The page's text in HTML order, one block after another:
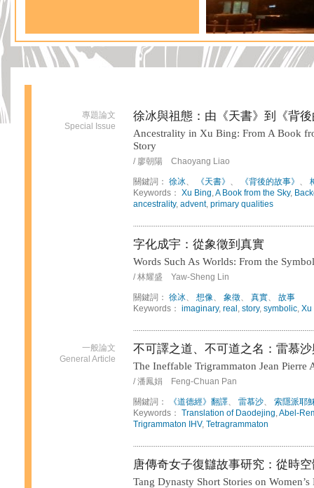
專題論文
Special Issue
徐冰與祖態：由《天書》到《背
Ancestrality in Xu Bing: From A Book
Story
/ 廖朝陽 Chaoyang Liao
關鍵詞： 徐冰、 《天書》 、 《背後的故事》 、
Keywords： Xu Bing,A Book from the Sky,
ancestrality, advent, primary qualities
字化成宇：從象徵到真實
Words Such As Worlds: From the
/ 林耀盛 Yaw-Sheng Lin
關鍵詞： 徐冰、 想像、 象徵、 真實、 故事
Keywords： imaginary, real , story, symbolic, Xu
一般論文
General Article
不可譯之道、不可道之名：雷慕
The Ineffable Trigrammaton Jean Pierre
/ 潘鳳娟 Feng-Chuan Pan
關鍵詞： 《道德經》翻譯、 雷慕沙、 索隱派耶
Keywords： Translation of Daodejing,Abel-
Trigrammaton IHV, Tetragrammaton
唐傳奇女子復讎故事研究：從時
Tang Dynasty Short Stories on